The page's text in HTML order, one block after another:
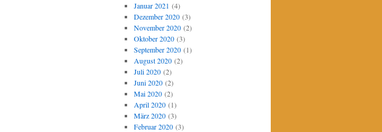
Januar 2021 (4)
Dezember 2020(3)
November 2020(2)
Oktober 2020(3)
September 2020(1)
August 2020(2)
Juli 2020(2)
Juni 2020(2)
Mai 2020(2)
April 2020(1)
März 2020(3)
Februar 2020(3)